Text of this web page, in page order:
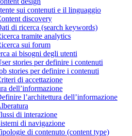
sui contenuti e il linguaggio
discovery
di ricerca (search keywords)
tramite analytics
sui forum
ai bisogni degli utenti
stories per definire i contenuti
stories per definire i contenuti
di accettazione
dell’informazione
l’architettura dell’informazione
di interazione
di navigazione
di contenuto (content type)